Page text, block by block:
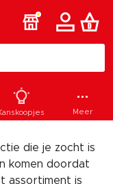
die je zocht is
komen doordat
assortiment is
Meer